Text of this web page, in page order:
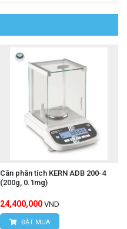
Cân phân tích KERN ADB 200-4
(200g, 0.1mg)
24,400,000 VND
ĐẶT MUA